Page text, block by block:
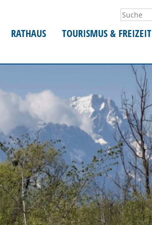
RATHAUS TOURISMUS & FREIZEIT